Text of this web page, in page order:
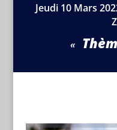
Jeudi 10 Mars